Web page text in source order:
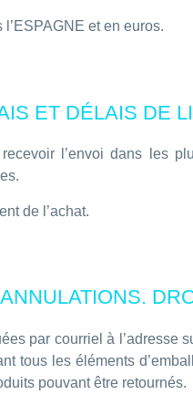
et en euros.
ET DÉLAIS DE
l’envoi dans les
de l’achat.
par courriel à l’adresse
tous les éléments
pouvant être retournés.